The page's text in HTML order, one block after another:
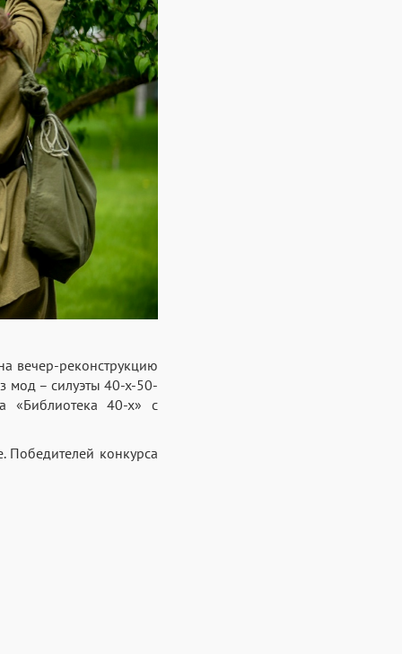
вечер-реконструкцию
мод – силуэты 40-х-50-
«Библиотека 40-х» с
Победителей конкурса